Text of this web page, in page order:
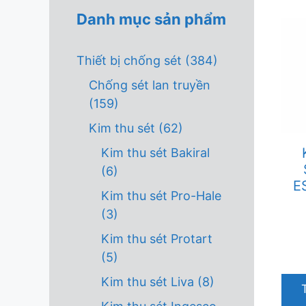
Danh mục sản phẩm
Thiết bị chống sét (384)
Chống sét lan truyền
(159)
Kim thu sét (62)
Kim thu sét Bakiral
(6)
Kim thu sét Pro-Hale
(3)
Kim thu sét Protart
(5)
Kim thu sét Liva (8)